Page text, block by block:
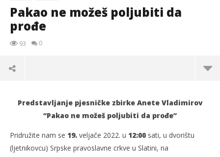
Pakao ne možeš poljubiti da
prođe
93 0
Predstavljanje pjesničke zbirke Anete Vladimirov
“Pakao ne možeš poljubiti da prođe”
Pridružite nam se 19. veljače 2022. u 12:00 sati, u dvorištu
(ljetnikovcu) Srpske pravoslavne crkve u Slatini, na